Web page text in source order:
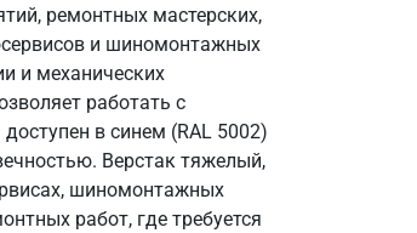
ремонтных мастерских,
и шиномонтажных
и механических
работать с
в синем (RAL 5002)
Верстак тяжелый,
шиномонтажных
работ, где требуется